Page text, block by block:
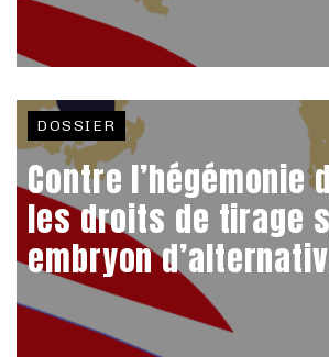
DOSSIER
Contre l’hégémonie
les droits de tirage
embryon